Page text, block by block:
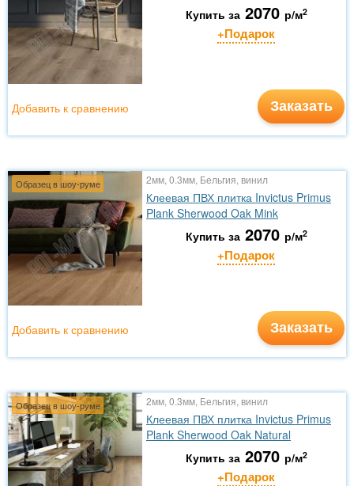
Купить за 2070 р/м2
+Подарок
Заказать
Добавить к сравнению
Образец в шоу-руме 2мм, 0.3мм, Бельгия, винил
Клеевая ПВХ плитка Invictus Primus
Plank Sherwood Oak Mink
Купить за 2070 р/м2
+Подарок
Заказать
Добавить к сравнению
Образец в шоу-руме 2мм, 0.3мм, Бельгия, винил
Клеевая ПВХ плитка Invictus Primus
Plank Sherwood Oak Natural
Купить за 2070 р/м2
+Подарок